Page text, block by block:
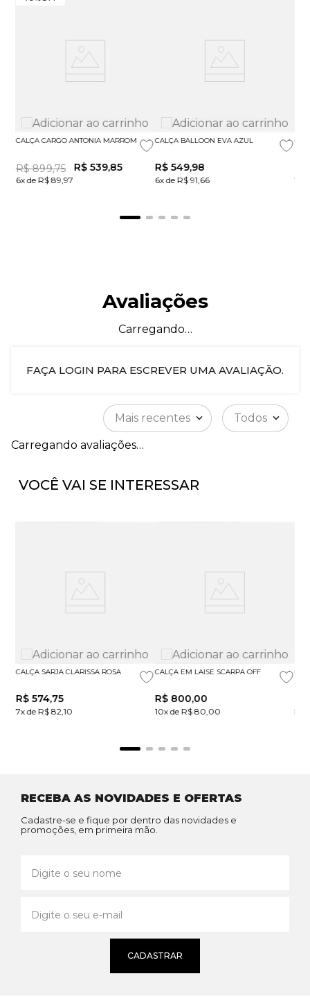
CALÇA CARGO ANTONIA MARROM
R$ 899,75 R$ 539,85
6x de R$ 89,97
CALÇA BALLOON EVA AZUL
R$ 549,98
6x de R$ 91,66 7x
Avaliações
Carregando…
FAÇA LOGIN PARA ESCREVER UMA AVALIAÇÃO.
Mais recentes Todos
Carregando avaliações…
VOCÊ VAI SE INTERESSAR
CALÇA SARJA CLARISSA ROSA
R$ 574,75
7x de R$ 82,10
CALÇA EM LAISE SCARPA OFF
R$ 800,00
10x de R$ 80,00 8x
RECEBA AS NOVIDADES E OFERTAS
Cadastre-se e fique por dentro das novidades e
promoções, em primeira mão.
CADASTRAR